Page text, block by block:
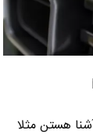
هستن مثلا